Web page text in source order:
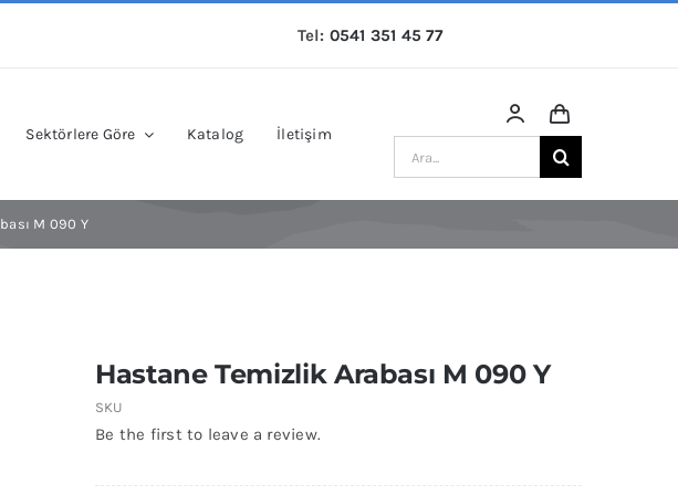
Tel: 0541 351 45 77
Sektörlere Göre Katalog İletişim
Ara:
M 090 Y
Hastane Temizlik Arabası M 090 Y
SKU
Be the first to leave a review.